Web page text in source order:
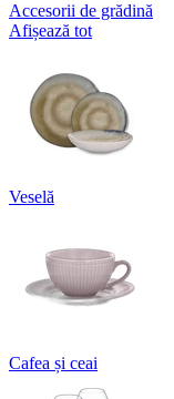
Accesorii de grădină
Afișează tot
Veselă
Cafea și ceai